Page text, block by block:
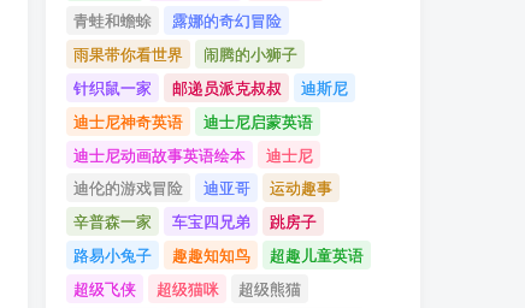
青蛙和蟾蜍
露娜的奇幻冒险
雨果带你看世界
闹腾的小狮子
针织鼠一家
邮递员派克叔叔
迪斯尼
迪士尼神奇英语
迪士尼启蒙英语
迪士尼动画故事英语绘本
迪士尼
迪伦的游戏冒险
迪亚哥
运动趣事
辛普森一家
车宝四兄弟
跳房子
路易小兔子
趣趣知知鸟
超趣儿童英语
超级飞侠
超级猫咪
超级熊猫